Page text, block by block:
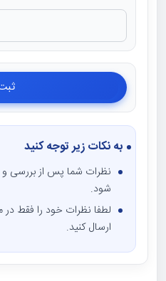
به نکات زیر توجه کنید
نظرات شما پس از بررسی و
شود.
لطفا نظرات خود را فقط در
ارسال کنید.